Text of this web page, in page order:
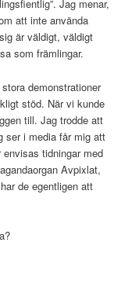
Jag menar,
att inte använda
är väldigt, väldigt
som främlingar.
demonstrationer
stöd. När vi kunde
till. Jag trodde att
ser i media får mig att
envisas tidningar med
Avpixlat,
de egentligen att